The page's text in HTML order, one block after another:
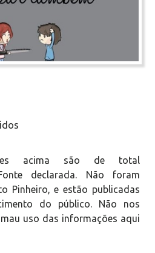
acima são de total
declarada. Não foram
Pinheiro, e estão publicadas
do público. Não nos
uso das informações aqui